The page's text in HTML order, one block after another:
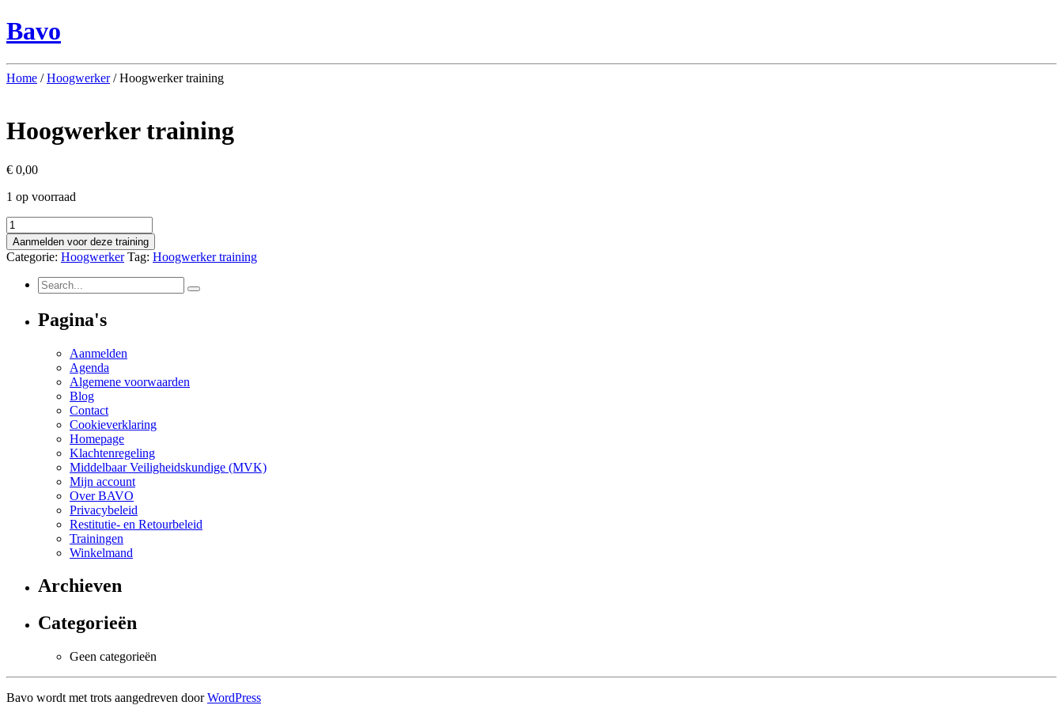
Bavo
Home /Hoogwerker/ Hoogwerker training
Hoogwerker training
€ 0,00
1 op voorraad
Hoogwerker
training
aantal
Aanmelden voor deze training
Categorie: Hoogwerker Tag: Hoogwerker training
Pagina's
Aanmelden
Agenda
Algemene voorwaarden
Blog
Contact
Cookieverklaring
Homepage
Klachtenregeling
Middelbaar Veiligheidskundige (MVK)
Mijn account
Over BAVO
Privacybeleid
Restitutie- en Retourbeleid
Trainingen
Winkelmand
Archieven
Categorieën
Geen categorieën
Bavo wordt met trots aangedreven doorWordPress